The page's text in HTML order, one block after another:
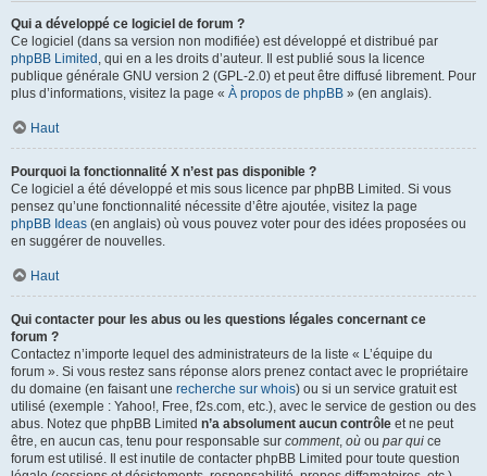
Qui a développé ce logiciel de forum ?
Ce logiciel (dans sa version non modifiée) est développé et distribué par
phpBB Limited , qui en a les droits d’auteur. Il est publié sous la licence
publique générale GNU version 2 (GPL-2.0) et peut être diffusé librement. Pour
plus d’informations, visitez la page « À propos de phpBB » (en anglais).
Haut
Pourquoi la fonctionnalité X n’est pas disponible ?
Ce logiciel a été développé et mis sous licence par phpBB Limited. Si vous
pensez qu’une fonctionnalité nécessite d’être ajoutée, visitez la page
phpBB Ideas (en anglais) où vous pouvez voter pour des idées proposées ou
en suggérer de nouvelles.
Haut
Qui contacter pour les abus ou les questions légales concernant ce
forum ?
Contactez n’importe lequel des administrateurs de la liste « L’équipe du
forum ». Si vous restez sans réponse alors prenez contact avec le propriétaire
du domaine (en faisant une recherche sur whois) ou si un service gratuit est
utilisé (exemple : Yahoo!, Free, f2s.com, etc.), avec le service de gestion ou des
abus. Notez que phpBB Limited n’a absolument aucun contrôle et ne peut
être, en aucun cas, tenu pour responsable sur comment, où ou par qui ce
forum est utilisé. Il est inutile de contacter phpBB Limited pour toute question